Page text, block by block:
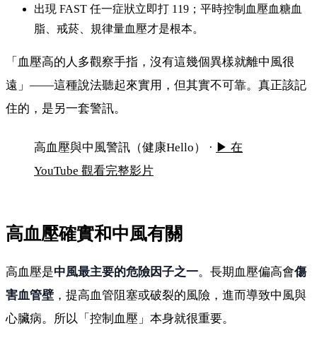
出現 FAST 任一症狀立即打 119；平時控制血壓血糖血
脂、戒菸、規律量血壓才是根本。
「血壓高的人多觀察手指，沒有這幾個異樣就離中風很
遠」——這種說法聽起來實用，但其實不可靠。真正該記
住的，是另一套警訊。
血壓高會中風嗎？真正的中風警訊是這些
高血壓與中風警訊（健康Hello） · ▶ 在
YouTube 觀看完整影片
高血壓確實和中風有關
高血壓是中風最主要的危險因子之一。長期血壓偏高會傷
害血管壁 ，提高血管阻塞或破裂的風險，進而導致中風與
心臟病。所以「控制血壓」本身就很重要。